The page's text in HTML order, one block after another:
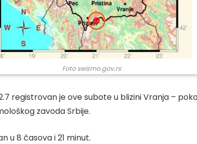
Foto seismo.gov.rs
registrovan je ove subote u blizini Vranja –
zavoda Srbije.
u 8 časova i 21 minut.